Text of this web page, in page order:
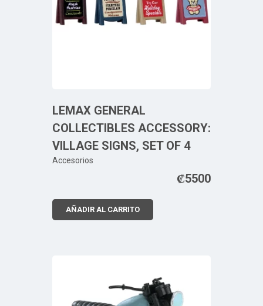
LEMAX GENERAL
COLLECTIBLES ACCESSORY:
VILLAGE SIGNS, SET OF 4
Accesorios
₡5500
AÑADIR AL CARRITO